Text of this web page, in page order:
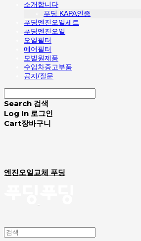
소개합니다
푸딩 KAPA인증
푸딩엔진오일세트
푸딩엔진오일
오일필터
에어필터
모빌원제품
수입차중고부품
공지/질문
Search 검색
Log In 로그인
Cart장바구니
엔진오일교체 푸딩